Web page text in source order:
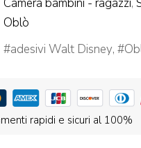
Camera bambini - ragazzi,
Oblò
adesivi Walt Disney,
rapidi e sicuri al 100%